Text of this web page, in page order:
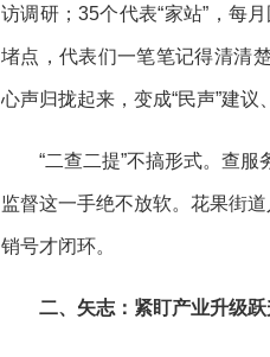
访调研；35个代表“家站”，每
堵点，代表们一笔笔记得清清
心声归拢起来，变成“民声”建议
“二查二提”不搞形式。查
监督这一手绝不放软。花果街
销号才闭环。
二、矢志：紧盯产业升级